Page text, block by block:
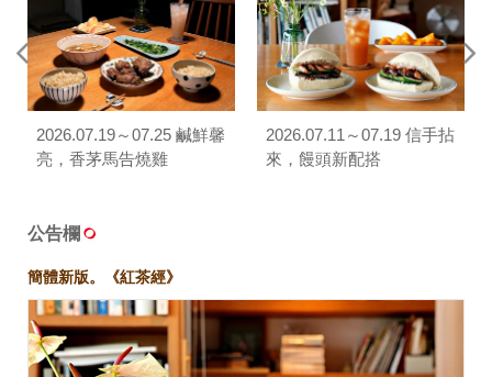
2026.07.19～07.25 鹹鮮馨
亮，香茅馬告燒雞
2026.07.11～07.19 信手拈
來，饅頭新配搭
公告欄
簡體新版。《紅茶經》